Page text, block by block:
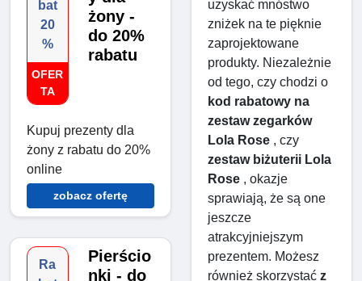
bat
20
%
OFER
TA
żony -
do 20%
rabatu
Kupuj prezenty dla
żony z rabatu do 20%
online
zobacz ofertę
Ra
Pierścio
nki - do
uzyskać mnóstwo
zniżek na te pięknie
zaprojektowane
produkty. Niezależnie
kod rabatowy na
zestaw zegarków
Lola Rose
zestaw biżuterii Lola
Rose , okazje
sprawiają, że są one
jeszcze
atrakcyjniejszym
prezentem. Możesz
również skorzystać z